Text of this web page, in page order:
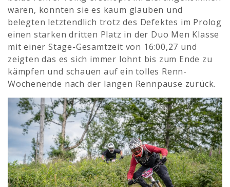
waren, konnten sie es kaum glauben und
belegten letztendlich trotz des Defektes im Prolog
einen starken dritten Platz in der Duo Men Klasse
mit einer Stage-Gesamtzeit von 16:00,27 und
zeigten das es sich immer lohnt bis zum Ende zu
kämpfen und schauen auf ein tolles Renn-
Wochenende nach der langen Rennpause zurück.